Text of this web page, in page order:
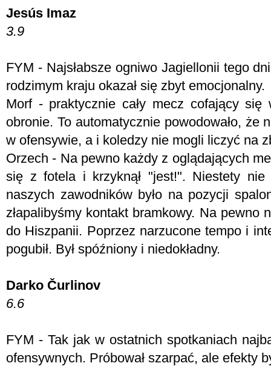
Jesús Imaz
3.9
FYM - Najsłabsze ogniwo Jagiellonii tego
rodzimym kraju okazał się zbyt emocjonalny.
Morf - praktycznie cały mecz cofający
obronie. To automatycznie powodowało, że
w ofensywie, a i koledzy nie mogli liczyć na
Orzech - Na pewno każdy z oglądających
się z fotela i krzyknął "jest!". Niestety nie
naszych zawodników było na pozycji
złapalibyśmy kontakt bramkowy. Na pewno
do Hiszpanii. Poprzez narzucone tempo i
pogubił. Był spóźniony i niedokładny.
Darko Čurlinov
6.6
FYM - Tak jak w ostatnich spotkaniach
ofensywnych. Próbował szarpać, ale efekty